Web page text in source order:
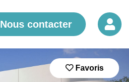
Nous contacter
Favoris